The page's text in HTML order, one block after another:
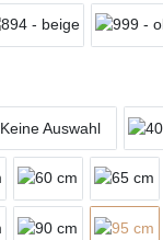
Keine Auswahl